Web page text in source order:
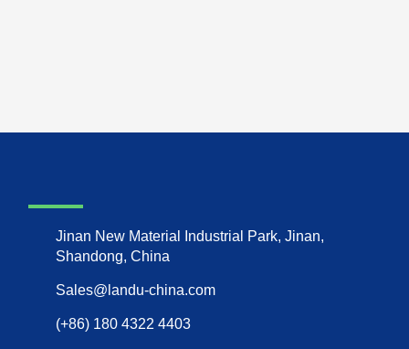
Jinan New Material Industrial Park, Jinan,
Shandong, China
Sales@landu-china.com
(+86) 180 4322 4403